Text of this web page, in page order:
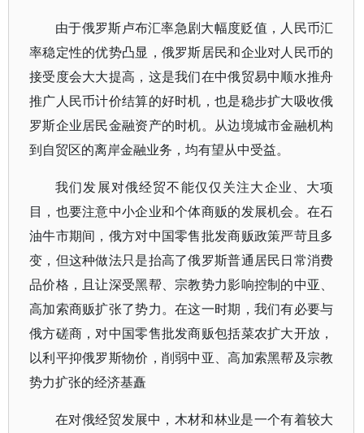
由于俄罗斯卢布汇率急剧大幅度贬值，人民币汇
率稳定性的优势凸显，俄罗斯居民和企业对人民币的
接受度会大大提高，这是我们在中俄贸易中顺水推舟
推广人民币计价结算的好时机，也是稳步扩大吸收俄
罗斯企业居民金融资产的时机。从边境城市金融机构
到自贸区的离岸金融业务，均有望从中受益。
我们发展对俄经贸不能仅仅关注大企业、大项
目，也要注意中小企业和个体商贩的发展机会。在石
油牛市期间，俄方对中国零售批发商贩政策严苛且多
变，但这种做法只是抬高了俄罗斯普通居民日常消费
品价格，且让深受黑帮、宗教势力影响控制的中亚、
高加索商贩扩张了势力。在这一时期，我们有必要与
俄方磋商，对中国零售批发商贩包括菜农扩大开放，
以利平抑俄罗斯物价，削弱中亚、高加索黑帮及宗教
势力扩张的经济基矗
在对俄经贸发展中，木材和林业是一个有着较大